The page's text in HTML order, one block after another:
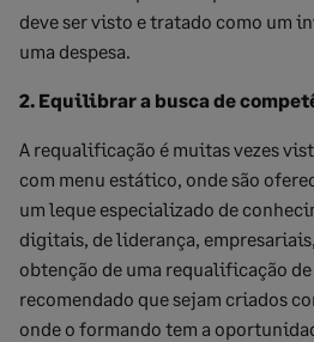
deve ser visto e tratado como um
uma despesa.
2. Equilibrar a busca de
A requalificação é muitas vezes
com menu estático, onde são
um leque especializado de
digitais, de liderança,
obtenção de uma requalificação
recomendado que sejam criados
onde o formando tem a